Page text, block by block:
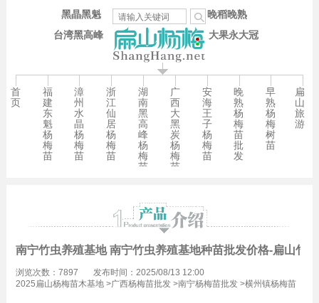
台湾黑高峰
晚稻晚熟
大果永大冠
黑晶黑魁
首
页
福
建
东
魁
杨
梅
苗
漳
州
水
晶
杨
梅
苗
浙
江
仙
居
杨
梅
苗
湖
南
黑
高
峰
杨
梅
苗
广
西
大
黑
炭
杨
梅
苗
安
海
王
子
杨
梅
苗
晚
熟
杨
梅
苗
批
发
早
熟
杨
梅
树
苗
扁
山
旅
游
南宁竹虫养殖基地 南宁竹虫养殖基地种苗批发价格-扁山竹虫
浏览次数：7897
发布时间：2025/08/13 12:00
2025扁山杨梅苗木基地>广西杨梅苗批发>南宁杨梅苗批发>横州镇杨梅苗